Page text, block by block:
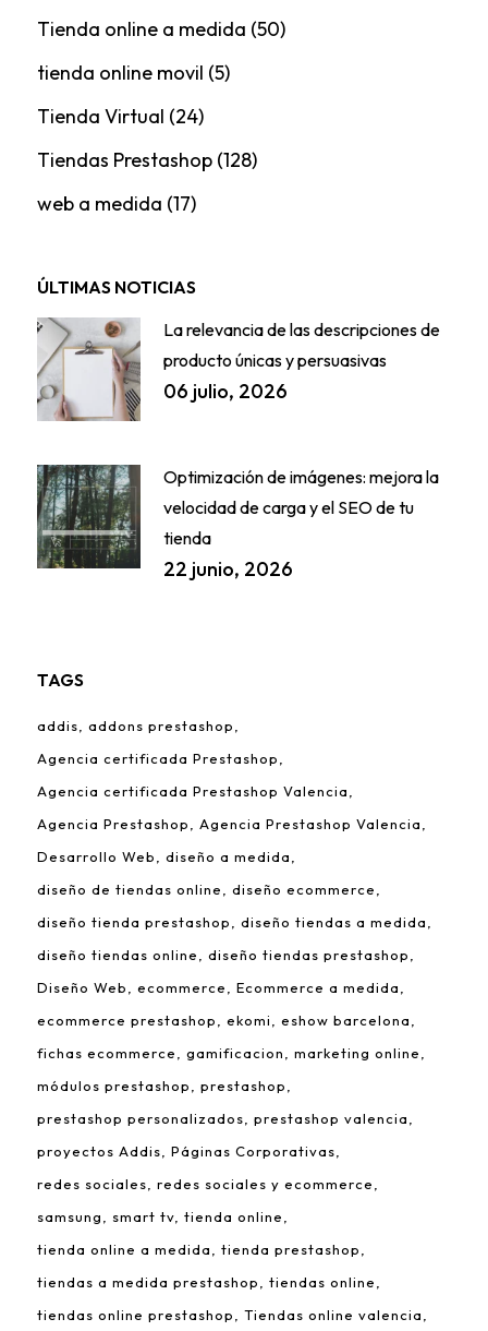
Tienda online a medida (50)
tienda online movil (5)
Tienda Virtual (24)
Tiendas Prestashop(128)
web a medida (17)
ÚLTIMAS NOTICIAS
La relevancia de las descripciones de
producto únicas y persuasivas
06 julio, 2026
Optimización de imágenes: mejora la
velocidad de carga y el SEO de tu
tienda
22 junio, 2026
TAGS
addis
addons prestashop
Agencia certificada Prestashop
Agencia certificada Prestashop Valencia
Agencia Prestashop
Agencia Prestashop Valencia
Desarrollo Web
diseño a medida
diseño de tiendas online
diseño ecommerce
diseño tienda prestashop
diseño tiendas a medida
diseño tiendas online
diseño tiendas prestashop
Diseño Web
ecommerce
Ecommerce a medida
ecommerce prestashop
ekomi
eshow barcelona
fichas ecommerce
gamificacion
marketing online
módulos prestashop
prestashop
prestashop personalizados
prestashop valencia
proyectos Addis
Páginas Corporativas
redes sociales
redes sociales y ecommerce
samsung
smart tv tienda online
tienda online a medida
tienda prestashop
tiendas a medida prestashop
tiendas online
tiendas online prestashop
Tiendas online valencia